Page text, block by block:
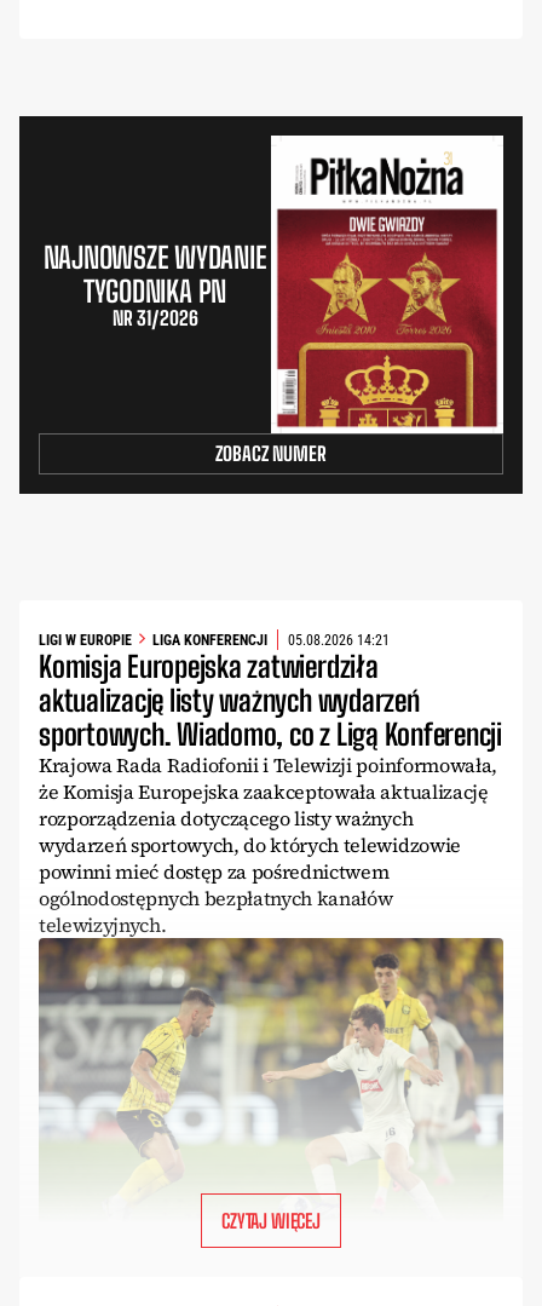
NAJNOWSZE WYDANIE
TYGODNIKA PN
NR 31/2026
ZOBACZ NUMER
LIGI W EUROPIE LIGA KONFERENCJI 05.08.2026 14:21
Komisja Europejska zatwierdziła
aktualizację listy ważnych wydarzeń
sportowych. Wiadomo, co z Ligą Konferencji
Krajowa Rada Radiofonii i Telewizji poinformowała,
że Komisja Europejska zaakceptowała aktualizację
rozporządzenia dotyczącego listy ważnych
wydarzeń sportowych, do których telewidzowie
powinni mieć dostęp za pośrednictwem
ogólnodostępnych bezpłatnych kanałów
telewizyjnych.
CZYTAJ WIĘCEJ